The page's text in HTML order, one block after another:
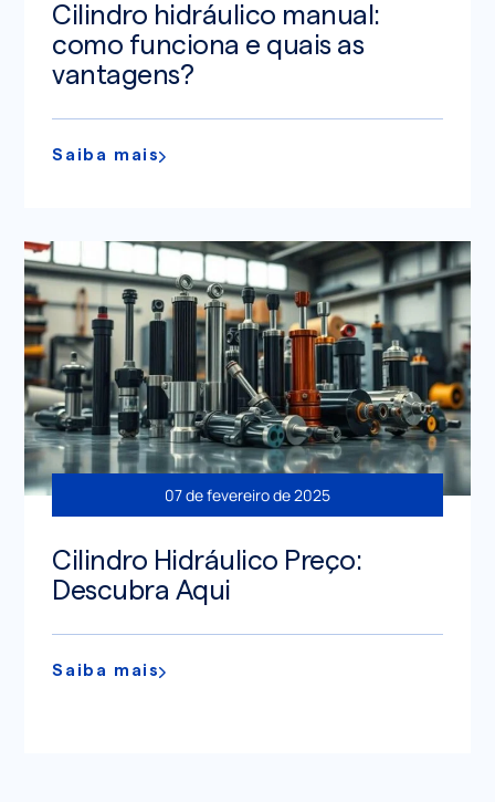
Cilindro hidráulico manual:
como funciona e quais as
vantagens?
Saiba mais
07 de fevereiro de 2025
Cilindro Hidráulico Preço:
Descubra Aqui
Saiba mais